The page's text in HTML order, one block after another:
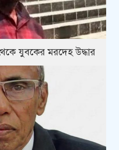
যুবকের মরদেহ উদ্ধার